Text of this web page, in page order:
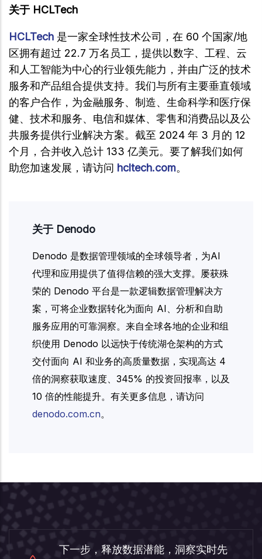
关于 HCLTech
HCLTech 是一家全球性技术公司，在 60 个国家/地
区拥有超过 22.7 万名员工，提供以数字、工程、云
和人工智能为中心的行业领先能力，并由广泛的技术
服务和产品组合提供支持。我们与所有主要垂直领域
的客户合作，为金融服务、制造、生命科学和医疗保
健、技术和服务、电信和媒体、零售和消费品以及公
共服务提供行业解决方案。截至 2024 年 3 月的 12
个月，合并收入总计 133 亿美元。要了解我们如何
助您加速发展，请访问 hcltech.com。
关于 Denodo
Denodo 是数据管理领域的全球领导者，为AI
代理和应用提供了值得信赖的强大支撑。屡获殊
荣的 Denodo 平台是一款逻辑数据管理解决方
案，可将企业数据转化为面向 AI、分析和自助
服务应用的可靠洞察。来自全球各地的企业和组
织使用 Denodo 以远快于传统湖仓架构的方式
交付面向 AI 和业务的高质量数据，实现高达 4
倍的洞察获取速度、345% 的投资回报率，以及
10 倍的性能提升。有关更多信息，请访问
denodo.com.cn。
下一步，释放数据潜能，洞察实时先